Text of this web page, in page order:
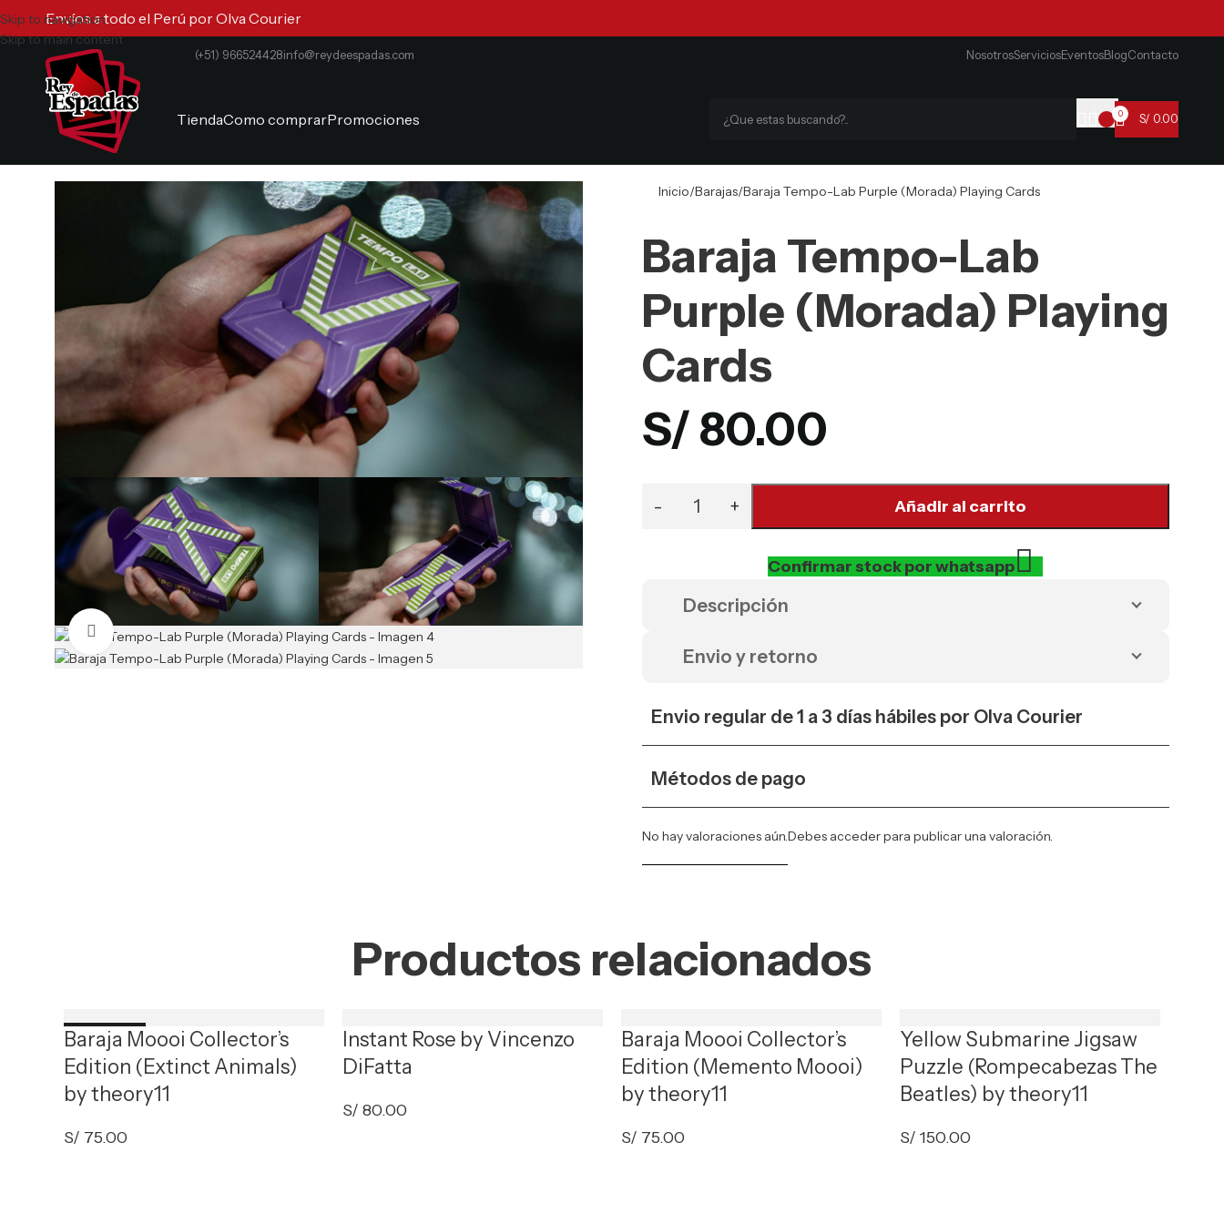
Skip to navigation
Skip to main content
Envíos a todo el Perú por Olva Courier
(+51) 966524428info@reydeespadas.com NosotrosServiciosEventosBlogContacto
TiendaComo comprarPromociones 0 S/ 0.00
Clic para ampliar
Inicio Barajas Baraja Tempo-Lab Purple (Morada) Playing Cards
Baraja Tempo-Lab
Purple (Morada) Playing
Cards
S/80.00
Añadir al carrito
Confirmar stock por whatsapp
Descripción
Envio y retorno
Envio regular de 1 a 3 días hábiles por Olva Courier
Métodos de pago
No hay valoraciones aún.Debes accederpara publicar una valoración.
Productos relacionados
Nuevo
Baraja Moooi Collector’s
Edition (Extinct Animals)
by theory11
S/ 75.00
Instant Rose by Vincenzo
DiFatta
S/ 80.00
Baraja Moooi Collector’s
Edition (Memento Moooi)
by theory11
S/ 75.00
Yellow Submarine Jigsaw
Puzzle (Rompecabezas The
Beatles) by theory11
S/ 150.00